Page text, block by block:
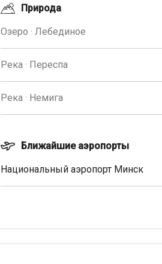
Природа
Озеро · Лебединое
Река · Переспа
Река · Немига
Ближайшие аэропорты
Национальный аэропорт Минск